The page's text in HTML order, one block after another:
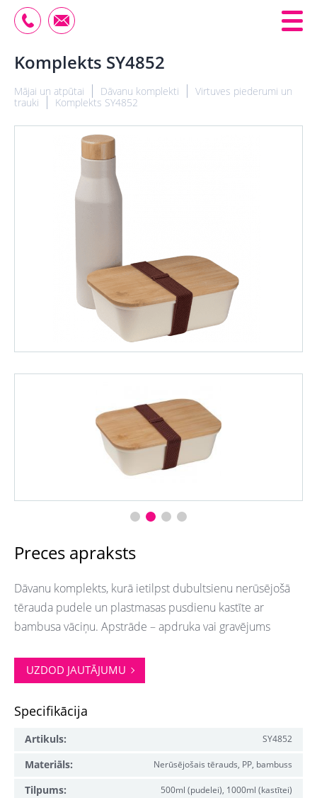
Komplekts SY4852
Mājai un atpūtai Dāvanu komplekti
Virtuves piederumi un
trauki
Komplekts SY4852
Preces apraksts
Dāvanu komplekts, kurā ietilpst dubultsienu nerūsējošā
tērauda pudele un plastmasas pusdienu kastīte ar
bambusa vāciņu. Apstrāde – apdruka vai gravējums
UZDOD JAUTĀJUMU
Specifikācija
Artikuls: SY4852
Materiāls: Nerūsējošais tērauds, PP, bambuss
Tilpums: 500ml (pudelei), 1000ml (kastītei)